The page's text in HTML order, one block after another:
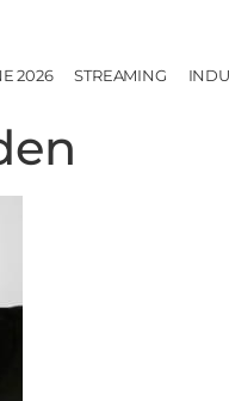
2026 STREAMING